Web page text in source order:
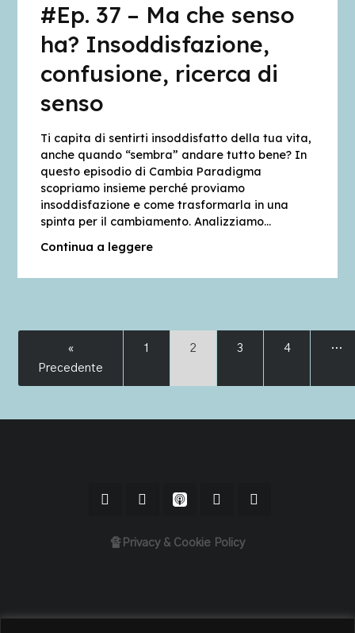
#Ep. 37 – Ma che senso
ha? Insoddisfazione,
confusione, ricerca di
senso
Ti capita di sentirti insoddisfatto della tua vita,
anche quando “sembra” andare tutto bene? In
questo episodio di Cambia Paradigma
scopriamo insieme perché proviamo
insoddisfazione e come trasformarla in una
spinta per il cambiamento. Analizziamo…
Continua a leggere
«
Precedente
1 2 3 4 …
🔏Privacy & Cookie Policy